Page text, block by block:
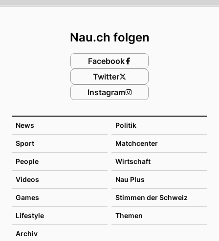
News Politik
Sport Matchcenter
People Wirtschaft
Videos Nau Plus
Games Stimmen der Schweiz
Lifestyle Themen
Archiv
Nau.ch folgen
Facebook
Twitter
Instagram